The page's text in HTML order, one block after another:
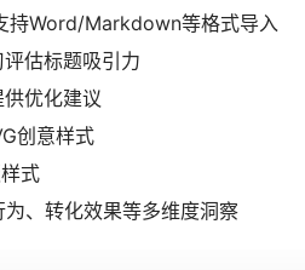
持Word/Markdown等格式导入
估标题吸引力
优化建议
创意样式
式
、转化效果等多维度洞察